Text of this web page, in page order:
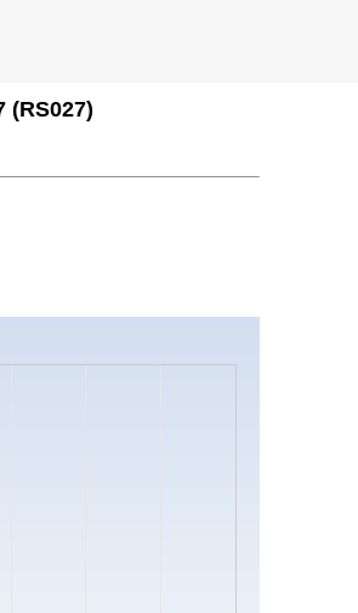
(RS027)
from 2 to 8.